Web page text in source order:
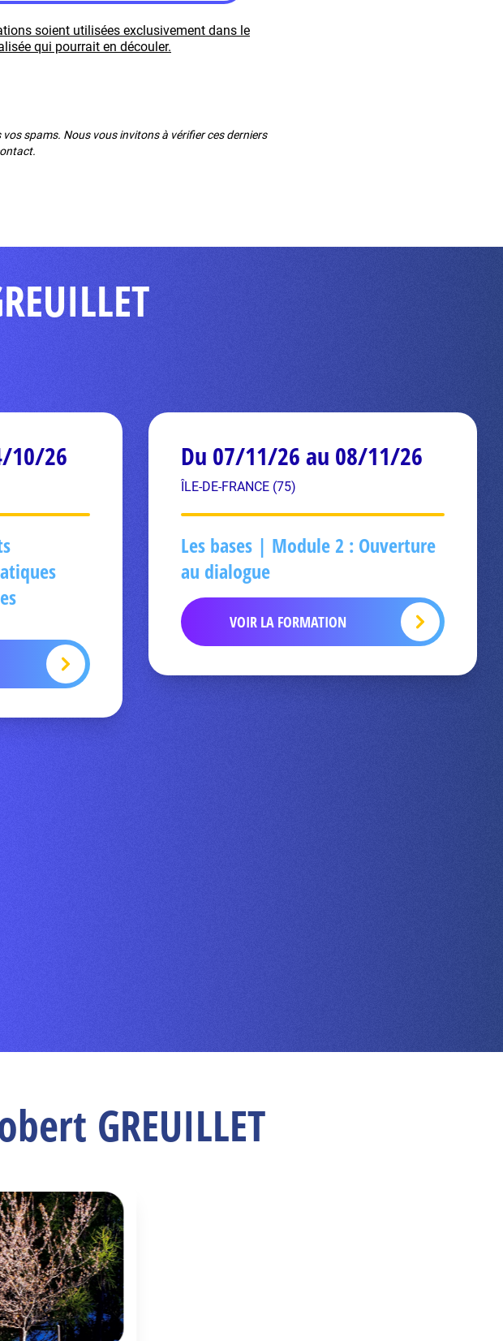
soient utilisées exclusivement dans le
qui pourrait en découler.
spams. Nous vous invitons à vérifier ces derniers
10/26 Du 07/11/26 au 08/11/26
ÎLE-DE-FRANCE (75)
Les bases | Module 2 : Ouverture
au dialogue
VOIR LA FORMATION
GREUILLET